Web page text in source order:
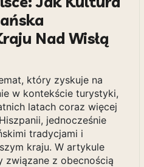
Nad Wisłą
który zyskuje na
w kontekście turystyki,
latach coraz więcej
jednocześnie
tradycjami i
kraju. W artykule
związane z obecnością